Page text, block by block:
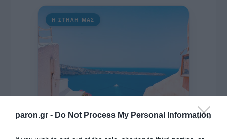
paron.gr - Do Not Process My Personal Information
Η ΣΤΗΛΗ ΜΑΣ